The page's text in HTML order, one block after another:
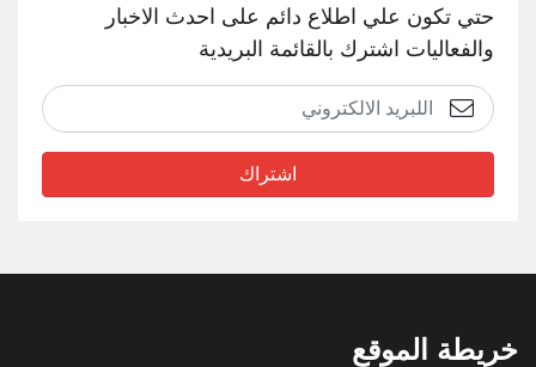
حتي تكون علي اطلاع دائم على احدث الاخبار
والفعاليات اشترك بالقائمة البريدية
اشتراك
خريطة الموقع